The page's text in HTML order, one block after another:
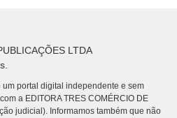
LTDA
um portal digital independente e sem
a EDITORA TRES COMÉRCIO DE
judicial). Informamos também que não